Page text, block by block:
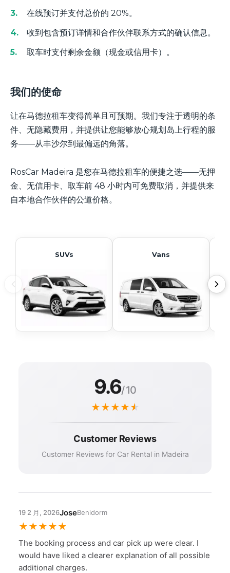
在线预订并支付总价的 20%。
收到包含预订详情和合作伙伴联系方式的确认信息。
取车时支付剩余金额（现金或信用卡）。
我们的使命
让在马德拉租车变得简单且可预期。我们专注于透明的条
件、无隐藏费用，并提供让您能够放心规划岛上行程的服
务——从丰沙尔到最偏远的角落。
RosCar Madeira 是您在马德拉租车的便捷之选——无押
金、无信用卡、取车前 48 小时内可免费取消，并提供来
自本地合作伙伴的公道价格。
SUVs Vans
9.6/ 10
★★★★★
Customer Reviews
Customer Reviews for Car Rental in Madeira
19 2 月, 2026JoseBenidorm
★★★★★
The booking process and car pick up were clear. I
would have liked a clearer explanation of all possible
additional charges.